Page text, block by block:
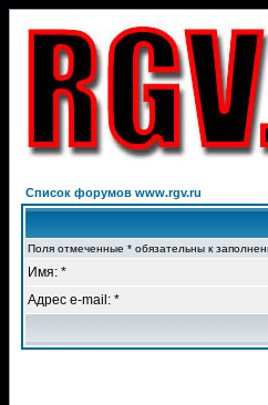
Список форумов www.rgv.ru
Поля отмеченные * обязательны к
Имя: *
Адрес e-mail: *